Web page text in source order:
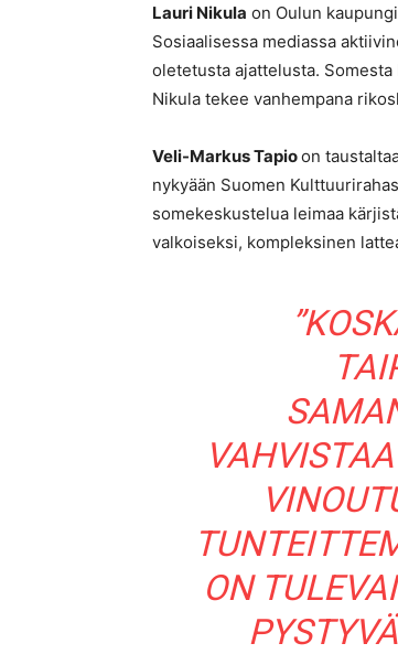
Lauri Nikula on Oulun
Sosiaalisessa mediassa
oletetusta ajattelusta.
Nikula tekee vanhempana
Veli-Markus Tapioon
nykyään Suomen
somekeskustelua leimaa
valkoiseksi, kompleksinen
ON